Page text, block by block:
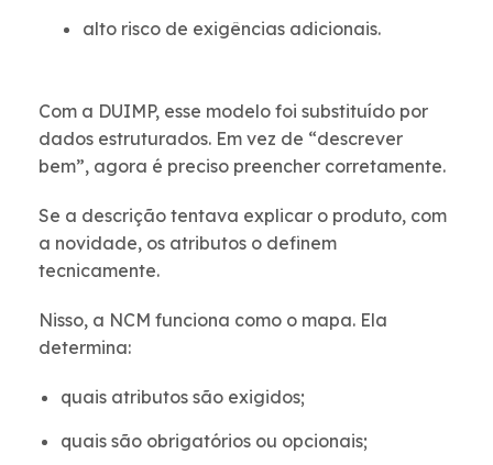
alto risco de exigências adicionais.
Com a DUIMP, esse modelo foi substituído por
dados estruturados. Em vez de “descrever
bem”, agora é preciso preencher corretamente.
Se a descrição tentava explicar o produto, com
a novidade, os atributos o definem
tecnicamente.
Nisso, a NCM funciona como o mapa. Ela
determina:
quais atributos são exigidos;
quais são obrigatórios ou opcionais;